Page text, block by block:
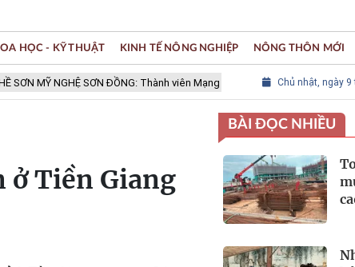
MỸ NGHỆ SƠN ĐỒNG: Thành viên Mạng lưới các Thành phố Thủ công
Chủ nhật, ngày 9
HỌC - KỸ THUẬT KINH TẾ NÔNG NGHIỆP NÔNG THÔN MỚI
ở Tiền Giang
BÀI ĐỌC NHIỀU